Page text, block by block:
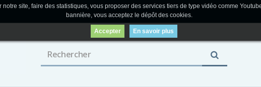
site, faire des statistiques, vous proposer des services tiers de type vidéo comme
bannière, vous acceptez le dépôt des cookies.
Accepter En savoir plus